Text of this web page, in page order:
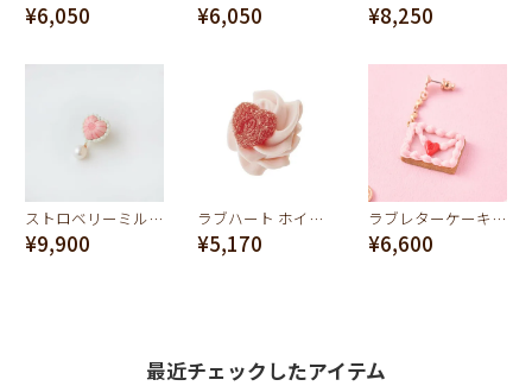
¥6,050 ¥6,050 ¥8,250
ストロベリーミルクババロア ピアス
¥9,900
ラブハート ホイップクリーム ピアス
¥5,170
ラブレターケーキ ピアス（ストロベリー）
¥6,600
最近チェックしたアイテム